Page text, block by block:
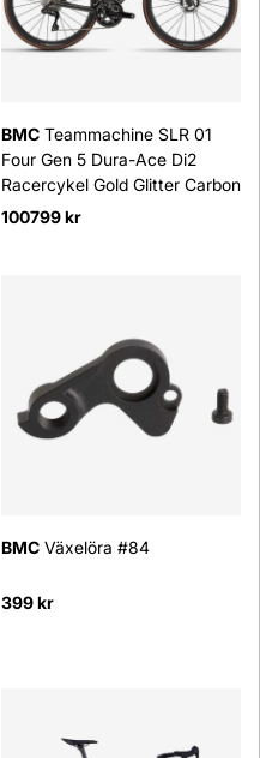
BMC Teammachine SLR 01
Four Gen 5 Dura-Ace Di2
Racercykel Gold Glitter Carbon
100799 kr
BMC Växelöra #84
399 kr